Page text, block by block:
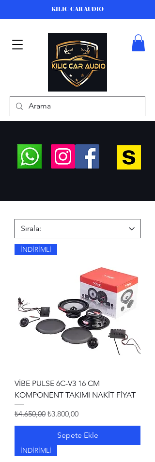
KILIC CAR AUDIO
İNDİRİMLİ
VİBE PULSE 6C-V3 16 CM
KOMPONENT TAKIMI NAKİT FİYAT
Normal Fiyat
₺4.650,00 İndirimli Fiyat
₺3.800,00
Sepete Ekle
İNDİRİMLİ